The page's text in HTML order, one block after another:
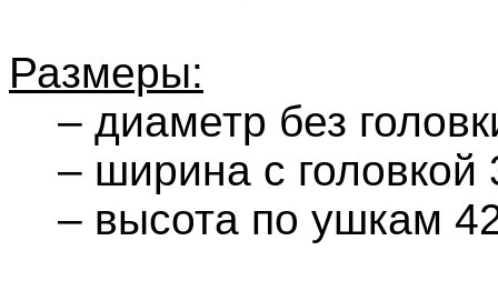
Размеры:
– диаметр без
– ширина с головкой
– высота по ушкам